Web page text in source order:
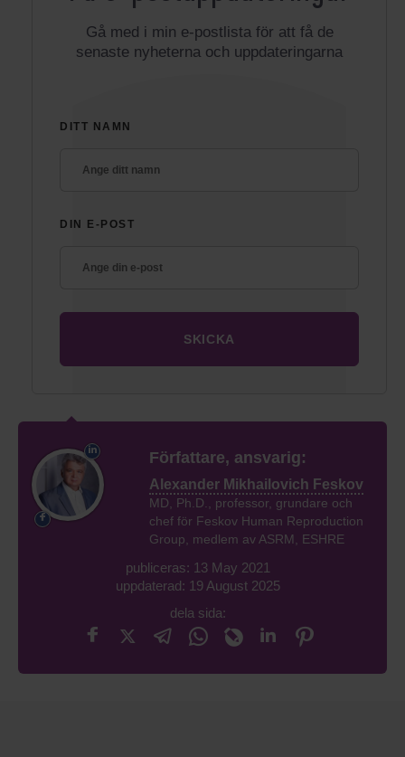
Gå med i min e-postlista för att få de
senaste nyheterna och uppdateringarna
DITT NAMN
DIN E-POST
Författare, ansvarig:
Alexander Mikhailovich Feskov
MD, Ph.D., professor, grundare och
chef för Feskov Human Reproduction
Group, medlem av ASRM, ESHRE
publiceras: 13 May 2021
uppdaterad: 19 August 2025
dela sida: